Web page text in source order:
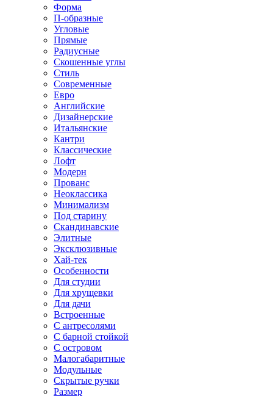
Форма
П-образные
Угловые
Прямые
Радиусные
Скошенные углы
Стиль
Современные
Евро
Английские
Дизайнерские
Итальянские
Кантри
Классические
Лофт
Модерн
Прованс
Неоклассика
Минимализм
Под старину
Скандинавские
Элитные
Эксклюзивные
Хай-тек
Особенности
Для студии
Для хрущевки
Для дачи
Встроенные
С антресолями
С барной стойкой
С островом
Малогабаритные
Модульные
Скрытые ручки
Размер